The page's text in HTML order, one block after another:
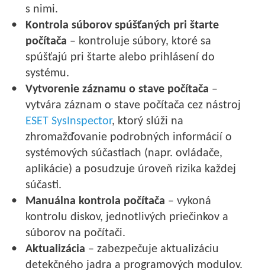
s nimi.
Kontrola súborov spúšťaných pri štarte
počítača – kontroluje súbory, ktoré sa
spúšťajú pri štarte alebo prihlásení do
systému.
Vytvorenie záznamu o stave počítača –
vytvára záznam o stave počítača cez nástroj
ESET SysInspector, ktorý slúži na
zhromažďovanie podrobných informácií o
systémových súčastiach (napr. ovládače,
aplikácie) a posudzuje úroveň rizika každej
súčasti.
Manuálna kontrola počítača – vykoná
kontrolu diskov, jednotlivých priečinkov a
súborov na počítači.
Aktualizácia – zabezpečuje aktualizáciu
detekčného jadra a programových modulov.